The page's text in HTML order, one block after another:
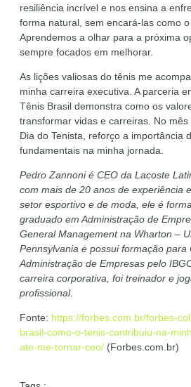
resiliência incrível e nos ensina a
forma natural, sem encará-las como o
Aprendemos a olhar para a próxima
sempre focados em melhorar.
As lições valiosas do tênis me
minha carreira executiva. A parceria
Tênis Brasil demonstra como os
transformar vidas e carreiras. No
Dia do Tenista, reforço a importância
fundamentais na minha jornada.
Pedro Zannoni é CEO da Lacoste
com mais de 20 anos de experiência
setor esportivo e de moda, ele é
graduado em Administração de
General Management na Wharton –
Pennsylvania e possui formação para
Administração de Empresas pelo
carreira corporativa, foi treinador e
profissional.
Fonte: https://forbes.com.br/forbes-
brasil-como-o-tenis-contribuiu-na-
ate-me-tornar-ceo/ (Forbes.com.br)